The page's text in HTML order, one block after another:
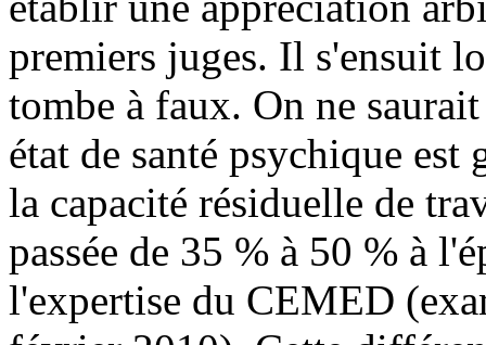
premiers juges. Il s'ensuit
tombe à faux. On ne
état de santé psychique est
la capacité résiduelle de
passée de 35 % à 50 % à
l'expertise du CEMED